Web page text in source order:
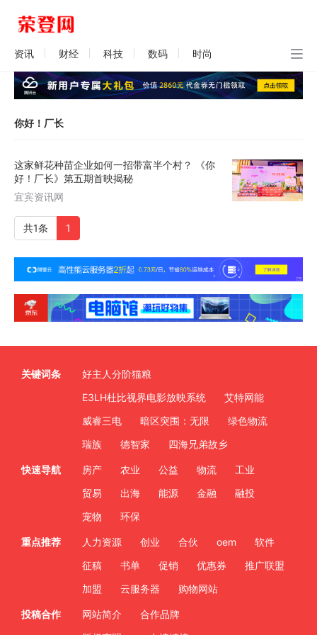
资讯 财经 科技 数码 时尚
你好！厂长
这家鲜花种苗企业如何一招带富半个村？ 《你
好！厂长》第五期首映揭秘
宜宾资讯网
共1条 1
关键词条
好主人分阶猫粮
E3LH杜比视界电影放映系统
艾特网能
威睿三电
暗区突围：无限
绿色物流
瑞族
德智家 四海兄弟故乡
快速导航 房产 农业 公益 物流
工业
贸易
出海 能源 金融
融投
宠物
环保
重点推荐 人力资源 创业 合伙 oem
软件
征稿
书单 促销 优惠券
推广联盟
加盟
云服务器 购物网站
投稿合作 网站简介
合作品牌